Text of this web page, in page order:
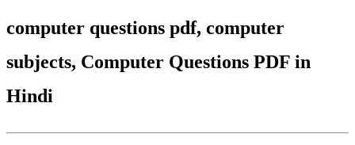
computer questions pdf, computer
subjects, Computer Questions PDF in
Hindi